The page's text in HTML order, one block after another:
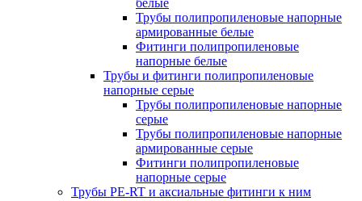
белые
Трубы полипропиленовые напорные
армированные белые
Фитинги полипропиленовые
напорные белые
Трубы и фитинги полипропиленовые
напорные серые
Трубы полипропиленовые напорные
серые
Трубы полипропиленовые напорные
армированные серые
Фитинги полипропиленовые
напорные серые
Трубы PE-RT и аксиальные фитинги к ним